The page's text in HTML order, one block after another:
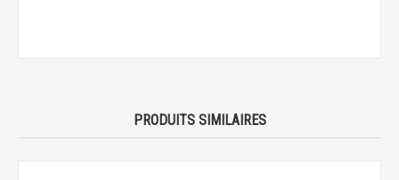
PRODUITS SIMILAIRES